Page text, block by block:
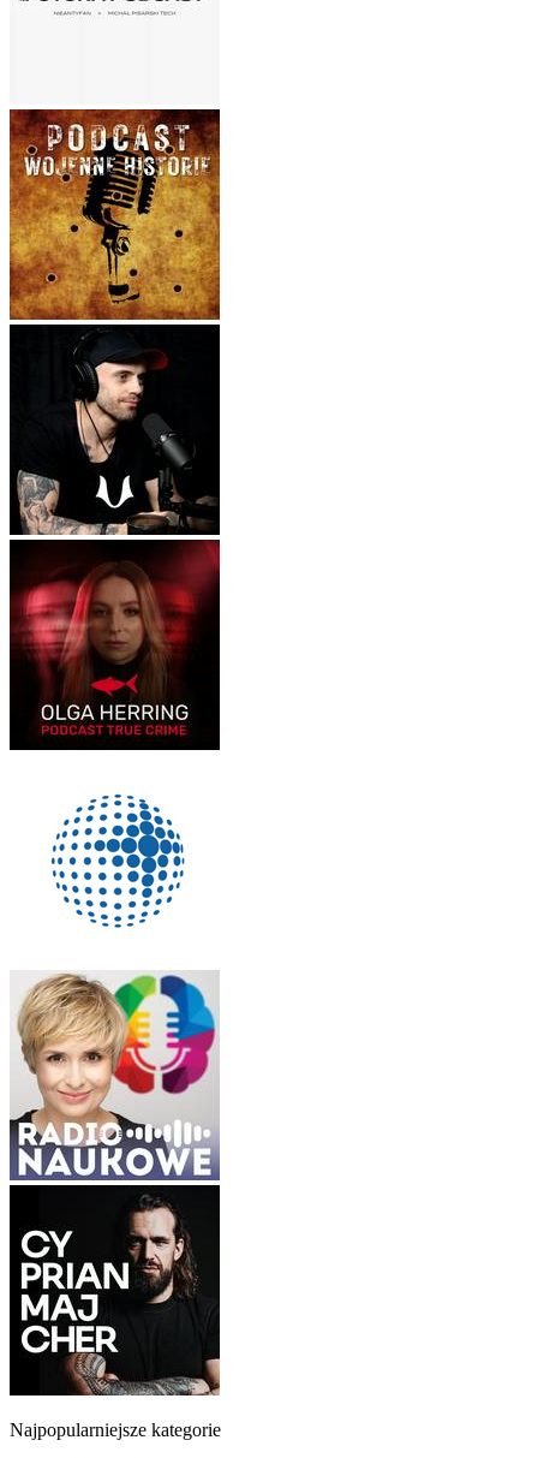
Najpopularniejsze kategorie